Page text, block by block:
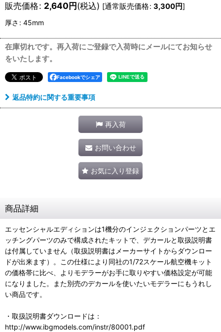
販売価格: 2,640円(税込) [通常販売価格: 3,300円]
厚さ : 45mm
在庫切れです。再入荷にご登録で入荷時にメールにてお知らせ
をいたします。
Facebookでシェア
返品特約に関する重要事項
再入荷
お問い合わせ
お気に入り登録
商品詳細
エッセンシャルエディションは1機分のインジェクションパーツとエ
ッチングパーツのみで構成されたキットで、デカールと取扱説明書
は付属していません（取扱説明書はメーカーサイトからダウンロー
ドが出来ます）。この仕様により同社の1/72スケール航空機キット
の価格帯に比べ、よりモデラーがお手に取りやすい価格設定が可能
になりました。また別売のデカールを使いたいモデラーにもうれし
い商品です。
・取扱説明書ダウンロードは：
http://www.ibgmodels.com/instr/80001.pdf